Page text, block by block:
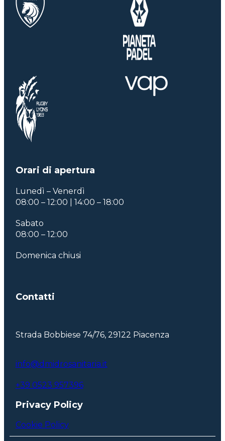
Orari di apertura
Lunedì – Venerdì
08:00 – 12:00 | 14:00 – 18:00
Sabato
08:00 – 12:00
Domenica chiusi
Contatti
Strada Bobbiese 74/76, 29122 Piacenza
info@dmidrosanitaria.it
+39 0523 957396
Privacy Policy
Cookie Policy